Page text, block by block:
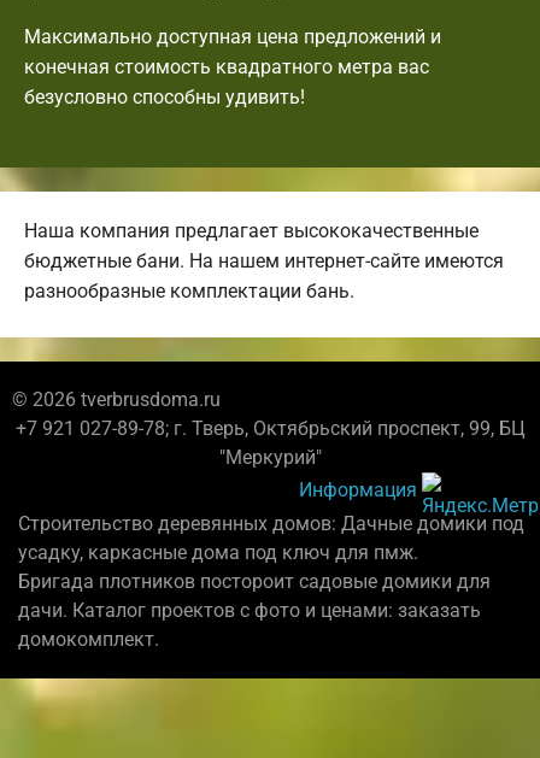
Максимально доступная цена предложений и
конечная стоимость квадратного метра вас
безусловно способны удивить!
Наша компания предлагает высококачественные
бюджетные бани. На нашем интернет-сайте имеются
разнообразные комплектации бань.
© 2026 tverbrusdoma.ru
+7 921 027-89-78; г. Тверь, Октябрьский проспект, 99, БЦ
"Меркурий"
Информация
Строительство деревянных домов: Дачные домики под
усадку, каркасные дома под ключ для пмж.
Бригада плотников постороит садовые домики для
дачи. Каталог проектов с фото и ценами: заказать
домокомплект.